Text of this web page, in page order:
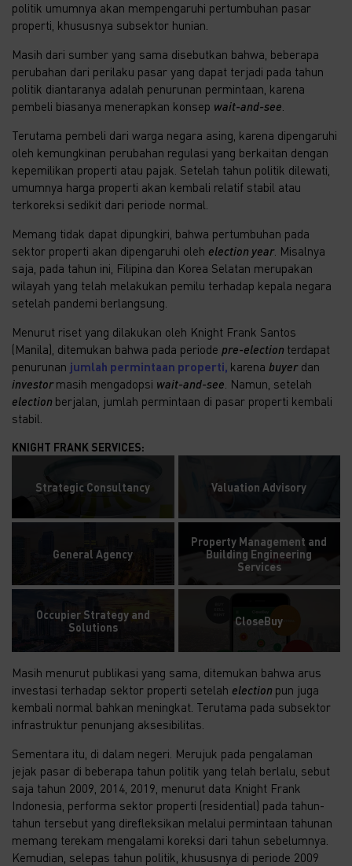
politik umumnya akan mempengaruhi pertumbuhan pasar
properti, khususnya subsektor hunian.
Masih dari sumber yang sama disebutkan bahwa, beberapa
perubahan dari perilaku pasar yang dapat terjadi pada tahun
politik diantaranya adalah penurunan permintaan, karena
pembeli biasanya menerapkan konsep wait-and-see
Terutama pembeli dari warga negara asing, karena dipengaruhi
oleh kemungkinan perubahan regulasi yang berkaitan dengan
kepemilikan properti atau pajak. Setelah tahun politik dilewati,
umumnya harga properti akan kembali relatif stabil atau
terkoreksi sedikit dari periode normal.
Memang tidak dapat dipungkiri, bahwa pertumbuhan pada
sektor properti akan dipengaruhi oleh election year. Misalnya
saja, pada tahun ini, Filipina dan Korea Selatan merupakan
wilayah yang telah melakukan pemilu terhadap kepala negara
setelah pandemi berlangsung.
Menurut riset yang dilakukan oleh Knight Frank Santos
(Manila), ditemukan bahwa pada periode pre-election terdapat
penurunan jumlah permintaan properti, karena buyerdan
investormasih mengadopsi wait-and-see . Namun, setelah
election berjalan, jumlah permintaan di pasar properti kembali
stabil.
KNIGHT FRANK SERVICES:
Strategic Consultancy Valuation Advisory
General Agency
Property Management and
Building Engineering
Services
Occupier Strategy and
Solutions
CloseBuy
Masih menurut publikasi yang sama, ditemukan bahwa arus
investasi terhadap sektor properti setelah election pun juga
kembali normal bahkan meningkat. Terutama pada subsektor
infrastruktur penunjang aksesibilitas.
Sementara itu, di dalam negeri. Merujuk pada pengalaman
jejak pasar di beberapa tahun politik yang telah berlalu, sebut
saja tahun 2009, 2014, 2019, menurut data Knight Frank
Indonesia, performa sektor properti (residential) pada tahun-
tahun tersebut yang direfleksikan melalui permintaan tahunan
memang terekam mengalami koreksi dari tahun sebelumnya.
Kemudian, selepas tahun politik, khususnya di periode 2009